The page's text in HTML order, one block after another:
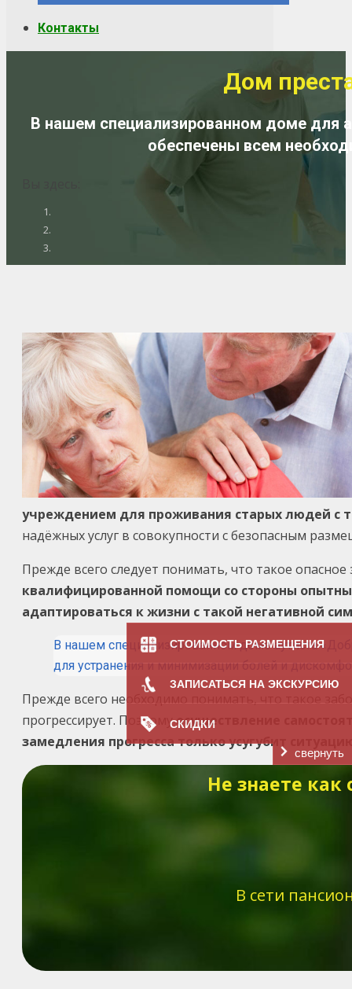
СТОИМОСТЬ РАЗМЕЩЕНИЯ
ЗАПИСАТЬСЯ НА ЭКСКУРСИЮ
СКИДКИ
свернуть
Контакты
Дом
В нашем специализированном доме для
обеспечены всем
учреждением для проживания старых людей с
надёжных услуг в совокупности с безопасным
Прежде всего следует понимать, что такое
квалифицированной помощи со стороны
адаптироваться к жизни с такой негативной
В нашем специализированном доме аутиста
для устранения и минимизации болей и
Прежде всего необходимо понимать, что такое
прогрессирует. Поэтомуосуществление
замедления прогресса только усугубит
Не знаете
В сети